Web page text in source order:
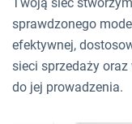
sprawdzonego
efektywnej,
sieci sprzedaży
do jej prowadzenia.